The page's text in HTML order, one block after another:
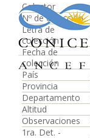
Colector
Nº de colección
Letra de
colección
Fecha de
colección
País
Provincia
Departamento
Altitud
Observaciones
1ra. Det. -